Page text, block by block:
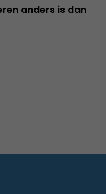
anders is dan